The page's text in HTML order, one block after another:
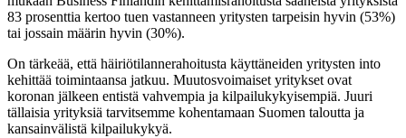
83 prosenttia kertoo tuen vastanneen yritysten tarpeisin hyvin (53%)
tai jossain määrin hyvin (30%).
On tärkeää, että häiriötilannerahoitusta käyttäneiden yritysten into
kehittää toimintaansa jatkuu. Muutosvoimaiset yritykset ovat
koronan jälkeen entistä vahvempia ja kilpailukykyisempiä. Juuri
tällaisia yrityksiä tarvitsemme kohentamaan Suomen taloutta ja
kansainvälistä kilpailukykyä.